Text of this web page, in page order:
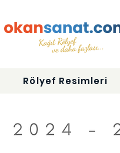
Rölyef Resimleri